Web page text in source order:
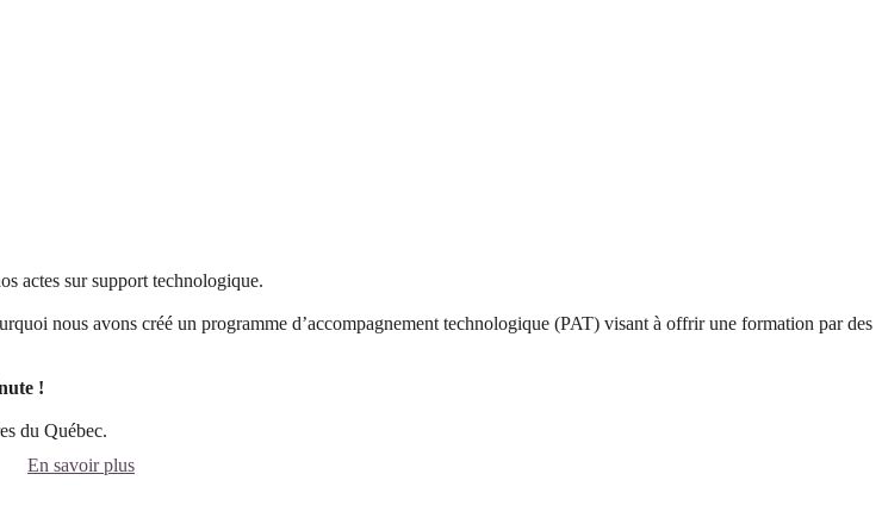
actes sur support technologique.
nous avons créé un programme d’accompagnement technologique (PAT) visant à offrir une formation par des
!
du Québec.
En savoir plus